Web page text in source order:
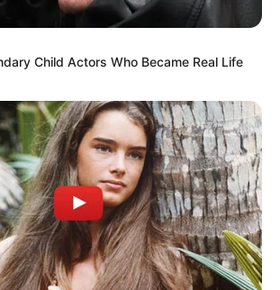
han incautado 52 armas
Ibagué
IBAGUÉ
Child Actors Who Became Real Life